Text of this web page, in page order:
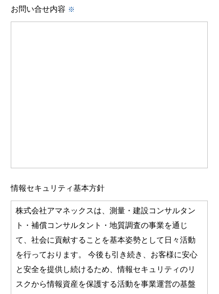
お問い合せ内容 ※
情報セキュリティ基本方針
株式会社アマネックスは、測量・建設コンサルタン
ト・補償コンサルタント・地質調査の事業を通じ
て、社会に貢献することを基本姿勢として日々活動
を行っております。 今後も引き続き、お客様に安心
と安全を提供し続けるため、情報セキュリティのリ
スクから情報資産を保護する活動を事業運営の基盤